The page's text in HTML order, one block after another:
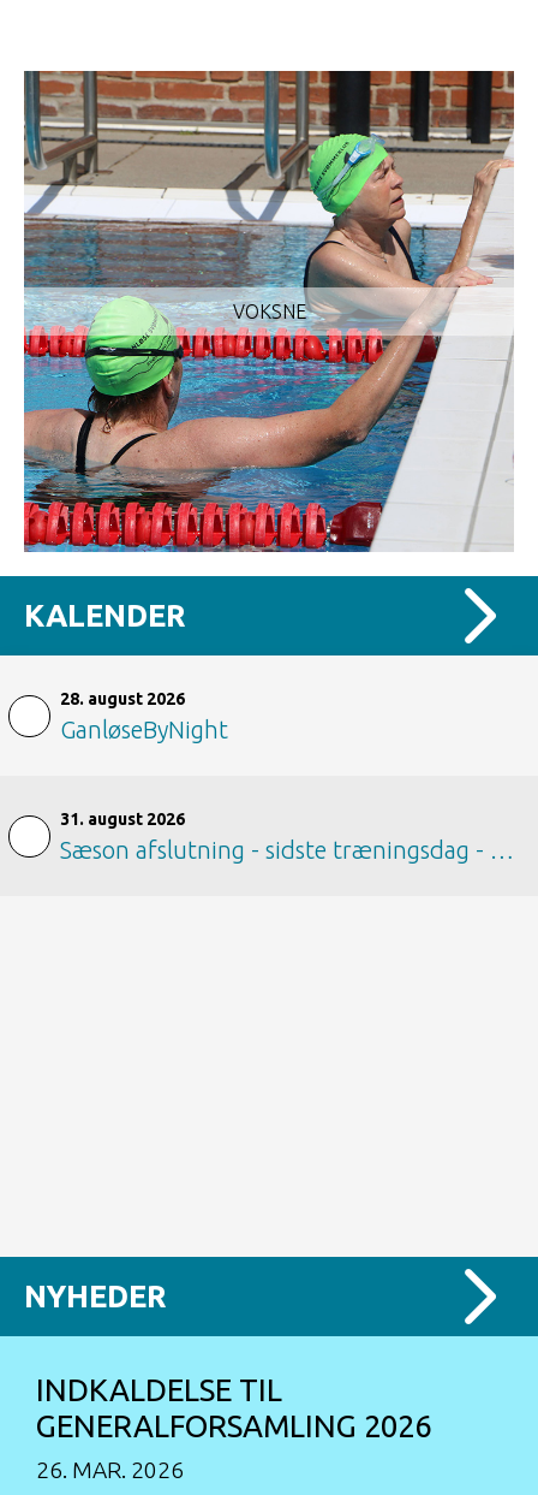
VOKSNE
KALENDER
28. august 2026
GanløseByNight
31. august 2026
Sæson afslutning - sidste træningsdag - svøm langt - mærke dag
NYHEDER
INDKALDELSE TIL
GENERALFORSAMLING 2026
26. MAR. 2026